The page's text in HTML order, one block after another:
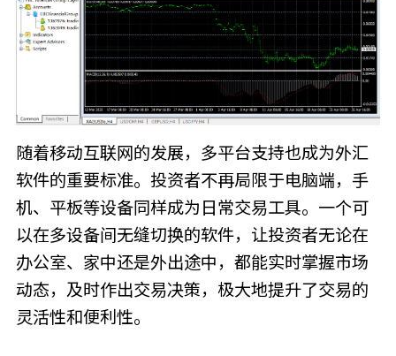
随着移动互联网的发展，多平台支持也成为外汇
软件的重要标准。投资者不再局限于电脑端，手
机、平板等设备同样成为日常交易工具。一个可
以在多设备间无缝切换的软件，让投资者无论在
办公室、家中还是外出途中，都能实时掌握市场
动态，及时作出交易决策，极大地提升了交易的
灵活性和便利性。